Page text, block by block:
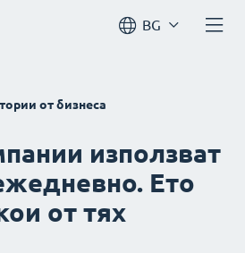
BG
от бизнеса
използват
Ето
от тях